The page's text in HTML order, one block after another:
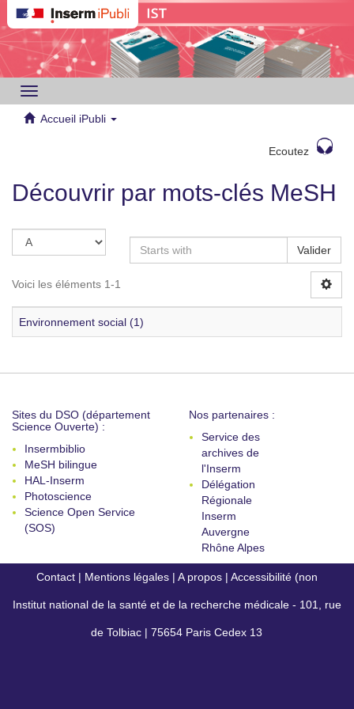
Toggle
navigation
Accueil iPubli
Ecoutez
Découvrir par mots-clés MeSH
Valider
Voici les éléments 1-1
Environnement social (1)
Sites du DSO (département
Science Ouverte) :
Insermbiblio
MeSH bilingue
HAL-Inserm
Photoscience
Science Open Service
(SOS)
Nos partenaires :
Service des
archives de
l'Inserm
Délégation
Régionale
Inserm
Auvergne
Rhône Alpes
Contact | Mentions légales | A propos | Accessibilité (non
conforme)
Institut national de la santé et de la recherche médicale - 101, rue
de Tolbiac | 75654 Paris Cedex 13